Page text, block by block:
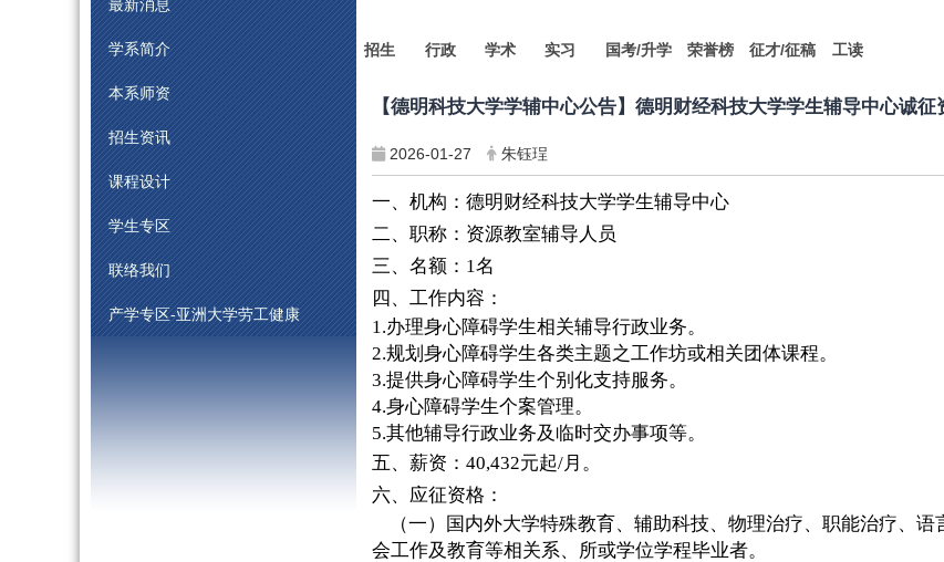
最新消息
学系简介
本系师资
招生资讯
课程设计
学生专区
联络我们
产学专区-亚洲大学劳工健康
招生 行政 学术 实习 国考/升学 荣誉榜 征才/征稿 工读
【德明科技大学学辅中心公告】 德明财经科技大学学生辅导中心诚征
2026-01-27 朱钰珵
一、机构：德明财经科技大学学生辅导中心
二、职称：资源教室辅导人员
三、名额： 1名
四、工作内容：
1.办理身心障碍学生相关辅导行政业务。
2.规划身心障碍学生各类主题之工作坊或相关团体课程。
3.提供身心障碍学生个别化支持服务。
4.身心障碍学生个案管理。
5.其他辅导行政业务及临时交办事项等。
五、薪资 ： 40,432元起/月。
六、应征资格：
（一）国内外大学特殊教育、辅助科技、物理治疗、职能治疗、
会工作及教育等相关系、所或学位学程毕业者。